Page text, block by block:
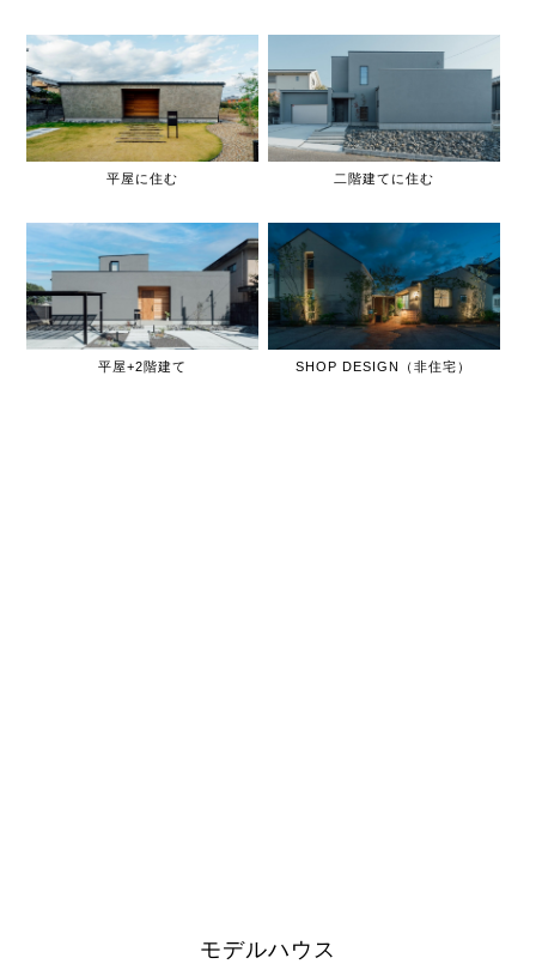
平屋に住む 二階建てに住む
平屋+2階建て SHOP DESIGN（非住宅）
モデルハウス